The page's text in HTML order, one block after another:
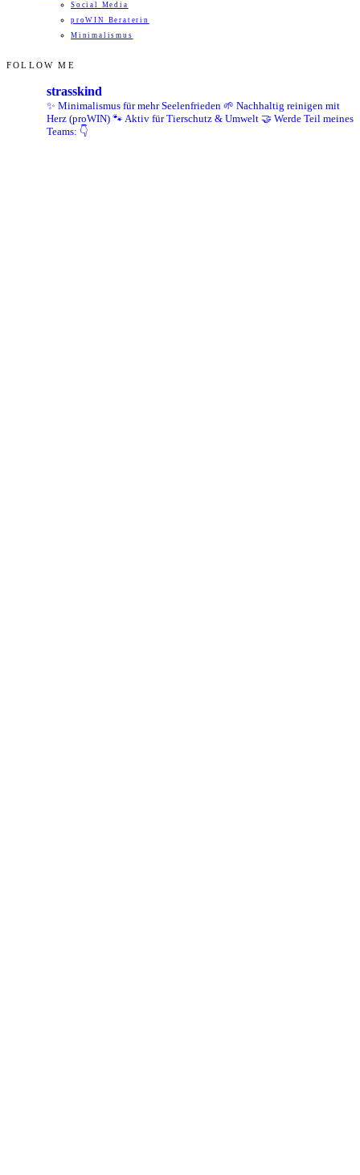
Social Media
proWIN Beraterin
Minimalismus
FOLLOW ME
strasskind
✨ Minimalismus für mehr Seelenfrieden 🌱 Nachhaltig reinigen mit
Herz (proWIN) 🐾 Aktiv für Tierschutz & Umwelt 🤝 Werde Teil meines
Teams: 👇